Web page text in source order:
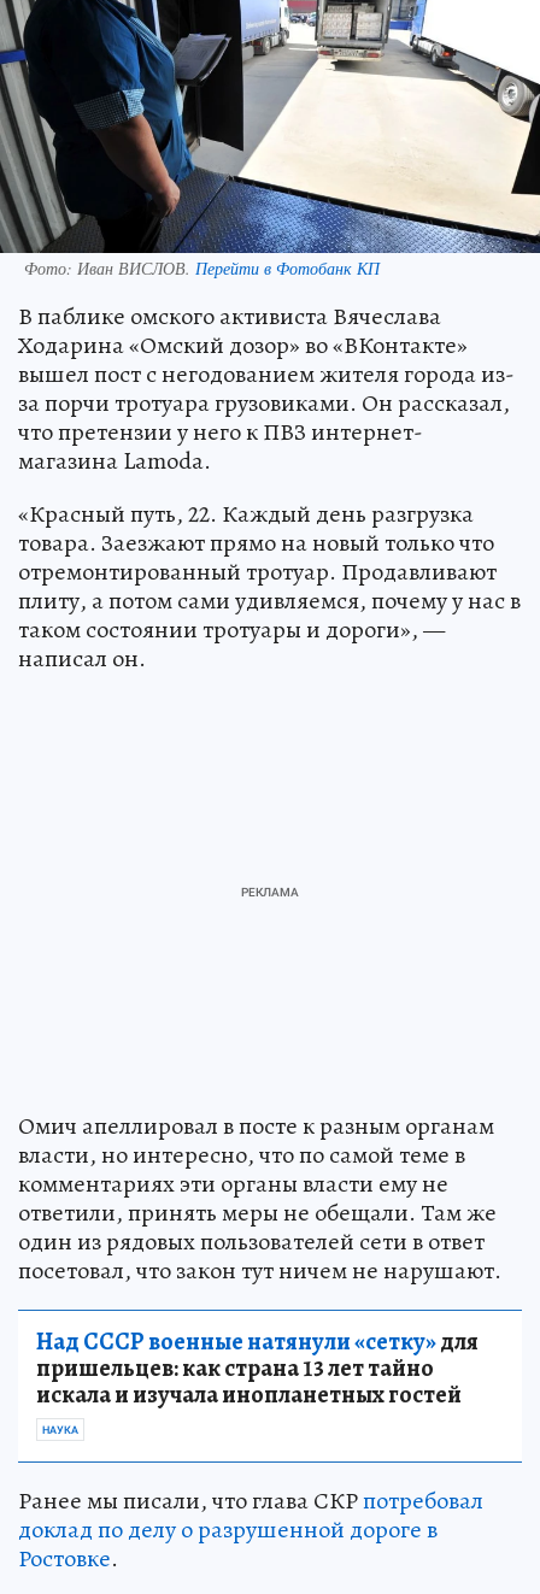
Фото: Иван ВИСЛОВ. Перейти в Фотобанк КП
В паблике омского активиста Вячеслава
Ходарина «Омский дозор» во «ВКонтакте»
вышел пост с негодованием жителя города из-
за порчи тротуара грузовиками. Он рассказал,
что претензии у него к ПВЗ интернет-
магазина Lamoda.
«Красный путь, 22. Каждый день разгрузка
товара. Заезжают прямо на новый только что
отремонтированный тротуар. Продавливают
плиту, а потом сами удивляемся, почему у нас в
таком состоянии тротуары и дороги», —
написал он.
Омич апеллировал в посте к разным органам
власти, но интересно, что по самой теме в
комментариях эти органы власти ему не
ответили, принять меры не обещали. Там же
один из рядовых пользователей сети в ответ
посетовал, что закон тут ничем не нарушают.
Над СССР военные натянули «сетку»для
пришельцев: как страна 13 лет тайно
искала и изучала инопланетных гостей
НАУКА
Ранее мы писали, что глава СКРпотребовал
доклад по делу о разрушенной дороге в
Ростовке.